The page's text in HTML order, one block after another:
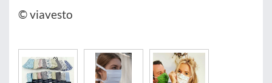
© viavesto